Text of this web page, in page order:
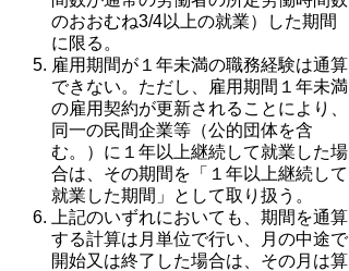
のおおむね3/4以上の就業）した期間
に限る。
雇用期間が１年未満の職務経験は通算
できない。ただし、雇用期間１年未満
の雇用契約が更新されることにより、
同一の民間企業等（公的団体を含
む。）に１年以上継続して就業した場
合は、その期間を「１年以上継続して
就業した期間」として取り扱う。
上記のいずれにおいても、期間を通算
する計算は月単位で行い、月の中途で
開始又は終了した場合は、その月は算